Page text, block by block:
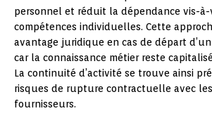
personnel et réduit la dépendance vis-à-
compétences individuelles. Cette
avantage juridique en cas de départ
car la connaissance métier reste
La continuité d’activité se trouve ainsi
risques de rupture contractuelle avec
fournisseurs.